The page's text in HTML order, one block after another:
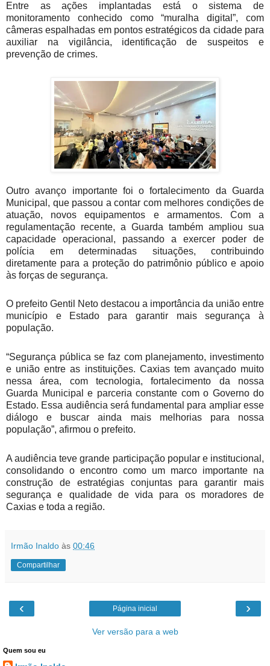
Entre as ações implantadas está o sistema de
monitoramento conhecido como “muralha digital”, com
câmeras espalhadas em pontos estratégicos da cidade para
auxiliar na vigilância, identificação de suspeitos e
prevenção de crimes.
Outro avanço importante foi o fortalecimento da Guarda
Municipal, que passou a contar com melhores condições de
atuação, novos equipamentos e armamentos. Com a
regulamentação recente, a Guarda também ampliou sua
capacidade operacional, passando a exercer poder de
polícia em determinadas situações, contribuindo
diretamente para a proteção do patrimônio público e apoio
às forças de segurança.
O prefeito Gentil Neto destacou a importância da união entre
município e Estado para garantir mais segurança à
população.
“Segurança pública se faz com planejamento, investimento
e união entre as instituições. Caxias tem avançado muito
nessa área, com tecnologia, fortalecimento da nossa
Guarda Municipal e parceria constante com o Governo do
Estado. Essa audiência será fundamental para ampliar esse
diálogo e buscar ainda mais melhorias para nossa
população”, afirmou o prefeito.
A audiência teve grande participação popular e institucional,
consolidando o encontro como um marco importante na
construção de estratégias conjuntas para garantir mais
segurança e qualidade de vida para os moradores de
Caxias e toda a região.
Irmão Inaldo às 00:46
Compartilhar
‹ ›
Página inicial
Ver versão para a web
Quem sou eu